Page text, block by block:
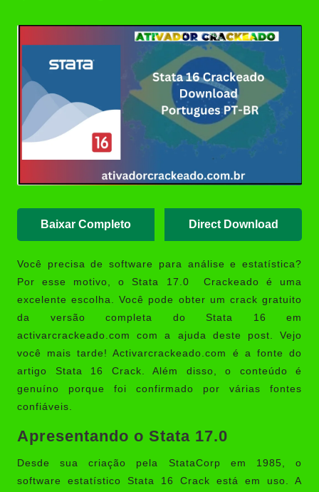
Ashampoo UnInstaller Download
Crackeado + Chave de Licença |
Ativador Crackeado
XD-AntiSpy 4.13.0 Crackeado
Download Português PT-BR
Ativador Windows 7 Download
Grátis: Windows Loader & Re-
Loader | Ativador Crackeado
Baixar Completo Direct Download
Você precisa de software para análise e estatística?
Por esse motivo, o Stata 17.0 Crackeado é uma
excelente escolha. Você pode obter um crack gratuito
da versão completa do Stata 16 em
activarcrackeado.com com a ajuda deste post. Vejo
você mais tarde!Activarcrackeado.com
é a fonte do
artigo Stata 16 Crack. Além disso, o conteúdo é
genuíno porque foi confirmado por várias fontes
confiáveis.
Apresentando o Stata 17.0
Desde sua criação pela StataCorp em 1985, o
software estatístico Stata 16 Crack está em uso. A